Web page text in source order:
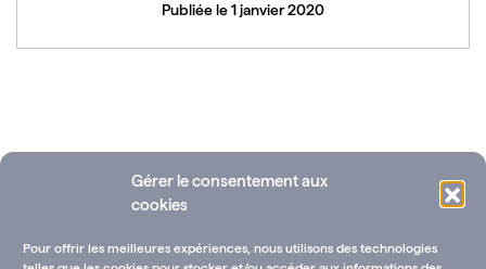
Gérer le consentement aux
cookies
Pour offrir les meilleures expériences, nous utilisons des technologies
Publiée le 1 janvier 2020